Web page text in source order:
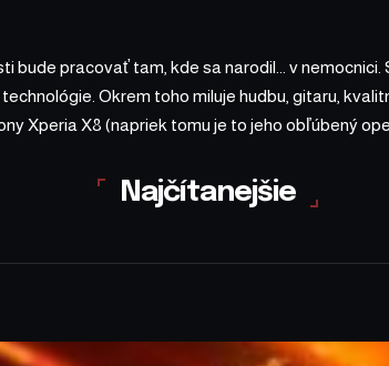
bude pracovať tam, kde sa narodil... v
Okrem toho miluje hudbu, gitaru,
Xperia X8 (napriek tomu je to jeho obľúbený
Najčítanejšie